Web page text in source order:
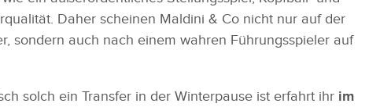
Daher scheinen Maldini & Co nicht nur auf der
sondern auch nach einem wahren Führungsspieler auf
solch ein Transfer in der Winterpause ist erfahrt ihr im